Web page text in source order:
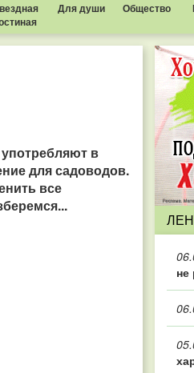
Для души Общество
в
для садоводов.
все
не